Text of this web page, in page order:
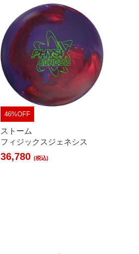
46%OFF
ストーム
フィジックスジェネシス
36,780 (税込)